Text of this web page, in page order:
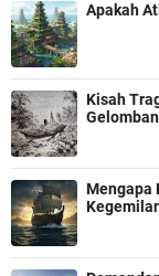
Apakah
Kisah
Mengapa